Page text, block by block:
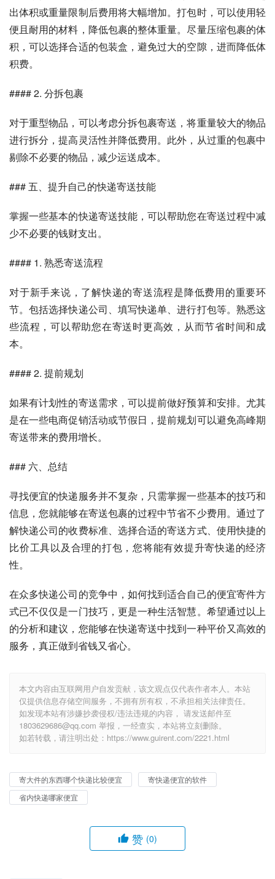
出体积或重量限制后费用将大幅增加。打包时，可以使用轻
便且耐用的材料，降低包裹的整体重量。尽量压缩包裹的体
积，可以选择合适的包装盒，避免过大的空隙，进而降低体
积费。
#### 2. 分拆包裹
对于重型物品，可以考虑分拆包裹寄送，将重量较大的物品
进行拆分，提高灵活性并降低费用。此外，从过重的包裹中
剔除不必要的物品，减少运送成本。
### 五、提升自己的快递寄送技能
掌握一些基本的快递寄送技能，可以帮助您在寄送过程中减
少不必要的钱财支出。
#### 1. 熟悉寄送流程
对于新手来说，了解快递的寄送流程是降低费用的重要环
节。包括选择快递公司、填写快递单、进行打包等。熟悉这
些流程，可以帮助您在寄送时更高效，从而节省时间和成
本。
#### 2. 提前规划
如果有计划性的寄送需求，可以提前做好预算和安排。尤其
是在一些电商促销活动或节假日，提前规划可以避免高峰期
寄送带来的费用增长。
### 六、总结
寻找便宜的快递服务并不复杂，只需掌握一些基本的技巧和
信息，您就能够在寄送包裹的过程中节省不少费用。通过了
解快递公司的收费标准、选择合适的寄送方式、使用快捷的
比价工具以及合理的打包，您将能有效提升寄快递的经济
性。
在众多快递公司的竞争中，如何找到适合自己的便宜寄件方
式已不仅仅是一门技巧，更是一种生活智慧。希望通过以上
的分析和建议，您能够在快递寄送中找到一种平价又高效的
服务，真正做到省钱又省心。
本文内容由互联网用户自发贡献，该文观点仅代表作者本人。本站
仅提供信息存储空间服务，不拥有所有权，不承担相关法律责任。
如发现本站有涉嫌抄袭侵权/违法违规的内容， 请发送邮件至
1803629686@qq.com 举报，一经查实，本站将立刻删除。
如若转载，请注明出处：https://www.guirent.com/2221.html
寄大件的东西哪个快递比较便宜
寄快递便宜的软件
省内快递哪家便宜
赞 (0)